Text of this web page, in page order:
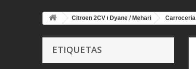
Citroen 2CV / Dyane / Mehari Carroceria
ETIQUETAS